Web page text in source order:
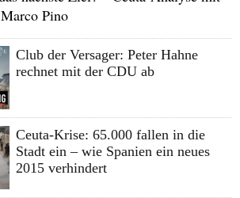
Pino
Club der Versager: Peter Hahne
rechnet mit der CDU ab
Ceuta-Krise: 65.000 fallen in die
Stadt ein – wie Spanien ein neues
2015 verhindert